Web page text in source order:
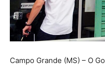
Campo Grande (MS) – O